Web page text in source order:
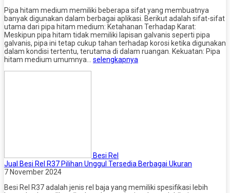
Pipa hitam medium memiliki beberapa sifat yang membuatnya
banyak digunakan dalam berbagai aplikasi. Berikut adalah sifat-sifat
utama dari pipa hitam medium: Ketahanan Terhadap Karat:
Meskipun pipa hitam tidak memiliki lapisan galvanis seperti pipa
galvanis, pipa ini tetap cukup tahan terhadap korosi ketika digunakan
dalam kondisi tertentu, terutama di dalam ruangan. Kekuatan: Pipa
hitam medium umumnya… selengkapnya
Besi Rel
Jual Besi Rel R37 Pilihan Unggul Tersedia Berbagai Ukuran
7 November 2024
Besi Rel R37 adalah jenis rel baja yang memiliki spesifikasi lebih